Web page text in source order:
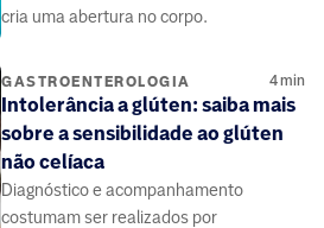
cria uma abertura no corpo.
GASTROENTEROLOGIA 4min
Intolerância a glúten: saiba mais
sobre a sensibilidade ao glúten
não celíaca
Diagnóstico e acompanhamento
costumam ser realizados por